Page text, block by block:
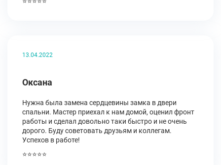
13.04.2022
Оксана
Нужна была замена сердцевины замка в двери
спальни. Мастер приехал к нам домой, оценил фронт
работы и сделал довольно таки быстро и не очень
дорого. Буду советовать друзьям и коллегам.
Успехов в работе!
⭐⭐⭐⭐⭐